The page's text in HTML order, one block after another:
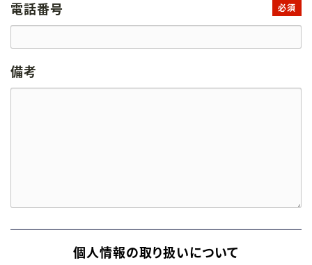
電話番号 必須
備考
個人情報の取り扱いについて